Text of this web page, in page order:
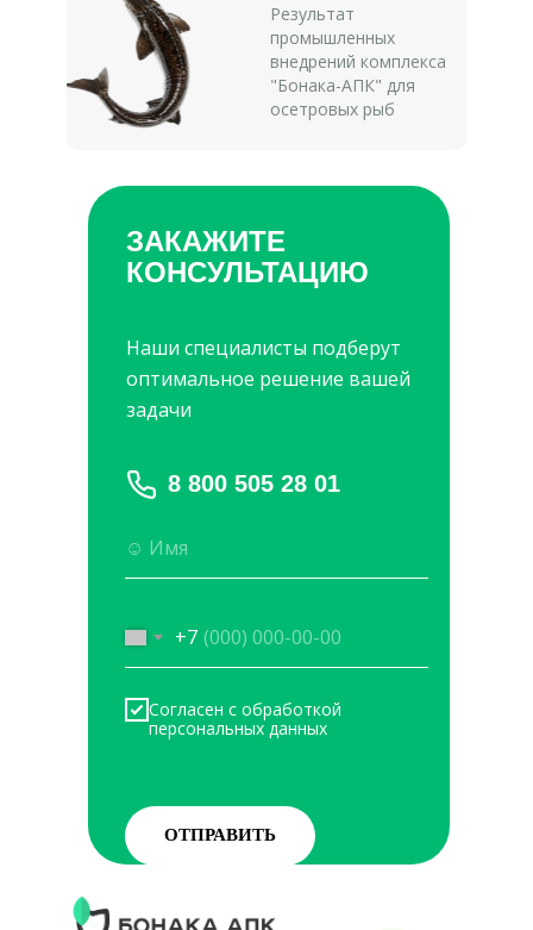
Результат
промышленных
внедрений комплекса
"Бонака-АПК" для
осетровых рыб
ЗАКАЖИТЕ
КОНСУЛЬТАЦИЮ
Наши специалисты подберут
оптимальное решение вашей
задачи
8 800 505 28 01
+7
Согласен с обработкой
персональных данных
ОТПРАВИТЬ